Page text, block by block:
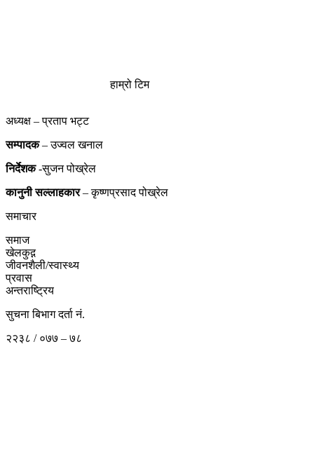
हाम्रो टिम
अध्यक्ष – प्रताप भट्ट
सम्पादक– उज्वल खनाल
निर्देशक-सुजन पोख्रेल
कानुनी सल्लाहकार– कृष्णप्रसाद पोख्रेल
समाचार
समाज
खेलकुद़़
जीवनशैली/स्वास्थ्य
प्रवास
अन्तराष्ट्रिय
सुचना बिभाग दर्ता नं.
२२३८ / ०७७ – ७८